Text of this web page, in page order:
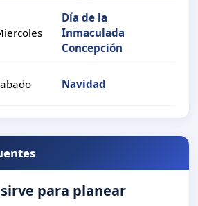
Día de la
Inmaculada
Concepción
Navidad
para planear